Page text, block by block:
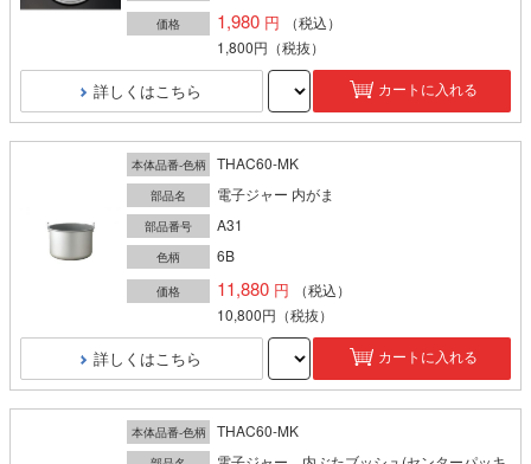
価格 1,980
（税込）
1,800円 （税抜）
詳しくはこちら カートに入れる
本体品番-色柄 THAC60-MK
部品名 電子ジャー 内がま
部品番号 A31
色柄 6B
価格 11,880
（税込）
10,800円 （税抜）
詳しくはこちら カートに入れる
本体品番-色柄 THAC60-MK